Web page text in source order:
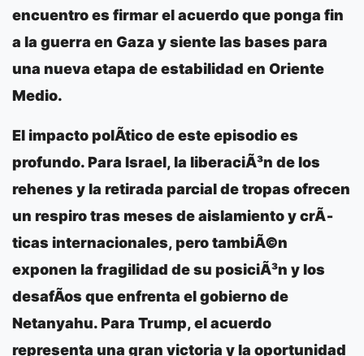
encuentro es firmar el acuerdo que ponga fin
a la guerra en Gaza y siente las bases para
una nueva etapa de estabilidad en Oriente
Medio.
El impacto polÃ­tico de este episodio es
profundo. Para Israel, la liberaciÃ³n de los
rehenes y la retirada parcial de tropas ofrecen
un respiro tras meses de aislamiento y crÃ­
ticas internacionales, pero tambiÃ©n
exponen la fragilidad de su posiciÃ³n y los
desafÃ­os que enfrenta el gobierno de
Netanyahu. Para Trump, el acuerdo
representa una gran victoria y la oportunidad